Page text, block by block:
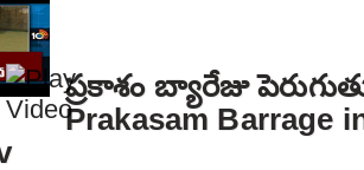
ప్రకాశం బ్యారేజు
Prakasam Barrage